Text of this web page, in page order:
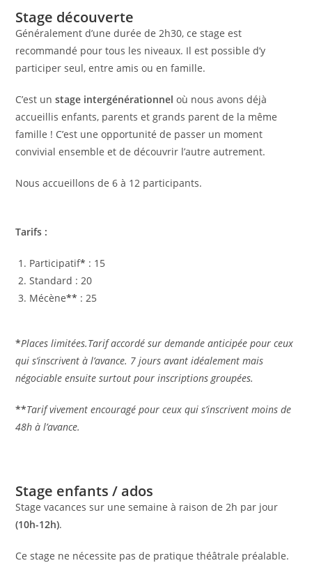
Stage découverte
Généralement d’une durée de 2h30, ce stage est
recommandé pour tous les niveaux. Il est possible d’y
participer seul, entre amis ou en famille.
C’est unstage intergénérationnel où nous avons déjà
accueillis enfants, parents et grands parent de la même
famille ! C’est une opportunité de passer un moment
convivial ensemble et de découvrir l’autre autrement.
Nous accueillons de 6 à 12 participants.
Tarifs :
Participatif* : 15
Standard : 20
Mécène** : 25
*Places limitées.Tarif accordé sur demande anticipée pour ceux
qui s’inscrivent à l’avance. 7 jours avant idéalement mais
négociable ensuite surtout pour inscriptions groupées.
**Tarif vivement encouragé pour ceux qui s’inscrivent moins de
48h à l’avance.
Stage enfants / ados
Stage vacances sur une semaine à raison de 2h par jour
(10h-12h).
Ce stage ne nécessite pas de pratique théâtrale préalable.